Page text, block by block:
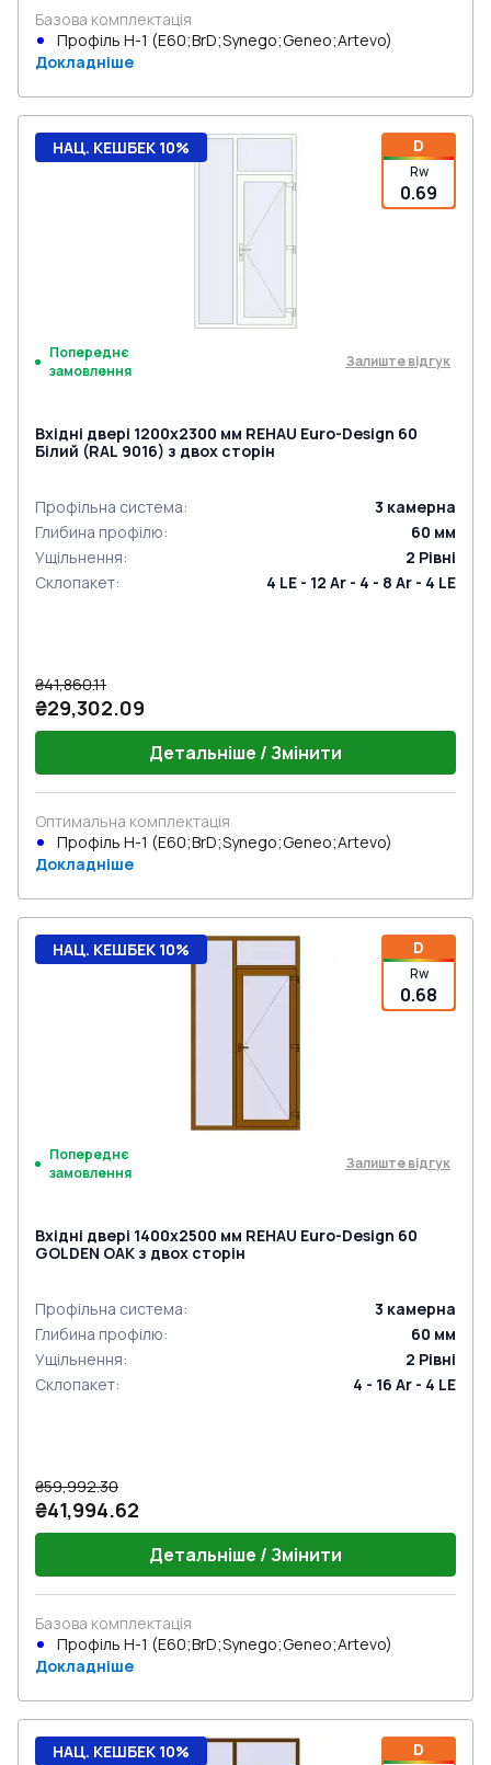
Базова комплектація
Профіль Н-1 (E60;BrD;Synego;Geneo;Artevo)
Докладніше
D
Rw
0.69
НАЦ. КЕШБЕК 10%
Попереднє
замовлення
Залиште відгук
Вхідні двері 1200x2300 мм REHAU Euro-Design 60
Білий (RAL 9016) з двох сторін
Профільна система: 3 камерна
Глибина профілю: 60 мм
Ущільнення: 2 Рівні
Склопакет: 4 LE - 12 Ar - 4 - 8 Ar - 4 LE
₴41,860.11
₴29,302.09
Детальніше / Змінити
Оптимальна комплектація
Профіль Н-1 (E60;BrD;Synego;Geneo;Artevo)
Докладніше
D
Rw
0.68
НАЦ. КЕШБЕК 10%
Попереднє
замовлення
Залиште відгук
Вхідні двері 1400x2500 мм REHAU Euro-Design 60
GOLDEN OAK з двох сторін
Профільна система: 3 камерна
Глибина профілю: 60 мм
Ущільнення: 2 Рівні
Склопакет: 4 - 16 Ar - 4 LE
₴59,992.30
₴41,994.62
Детальніше / Змінити
Базова комплектація
Профіль Н-1 (E60;BrD;Synego;Geneo;Artevo)
Докладніше
D
НАЦ. КЕШБЕК 10%